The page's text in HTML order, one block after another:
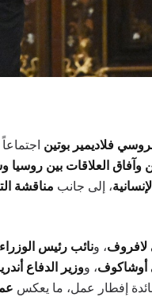
فلاديمير بوتين
وآفاق العلاقات بين روسيا
، إلى جانب مناقشة
لافروف، ونائب رئيس
أوشاكوف، ووزير الدفاع
إفطار عمل، ما يعكس